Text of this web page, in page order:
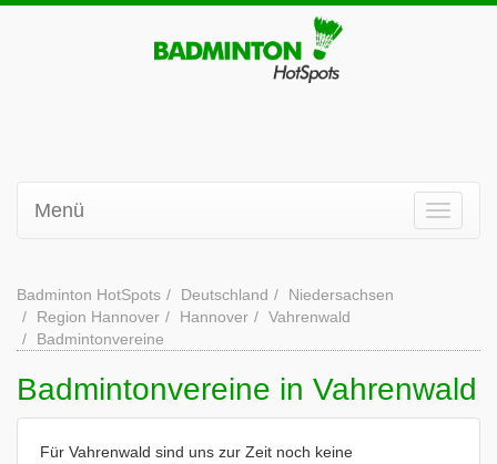
Menü
Badminton HotSpots Deutschland
Niedersachsen
Region Hannover
Hannover
Vahrenwald
Badmintonvereine
Badmintonvereine in Vahrenwald
Für Vahrenwald sind uns zur Zeit noch keine